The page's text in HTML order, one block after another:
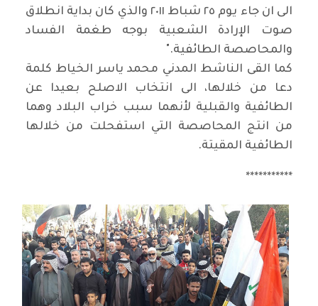
الى ان جاء يوم ٢٥
شباط ٢٠١١ والذي كان بداية انطلاق
صوت الإرادة الشعبية بوجه طغمة الفساد
والمحاصصة الطائفية".
كما القى الناشط المدني محمد ياسر الخياط كلمة
دعا من خلالها، الى انتخاب الاصلح بعيدا عن
الطائفية والقبلية لأنهما سبب خراب البلاد وهما
من انتج المحاصصة التي استفحلت من خلالها
الطائفية المقيتة.
***********